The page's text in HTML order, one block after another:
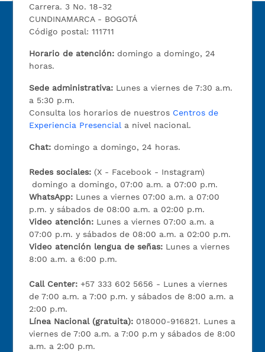
Carrera. 3 No. 18-32
CUNDINAMARCA - BOGOTÁ
Código postal: 111711
Horario de atención: domingo a domingo, 24
horas.
Sede administrativa: Lunes a viernes de 7:30 a.m.
a 5:30 p.m.
Consulta los horarios de nuestros Centros de
Experiencia Presencial a nivel nacional.
Chat: domingo a domingo, 24 horas.
Redes sociales: (X - Facebook - Instagram)
domingo a domingo, 07:00 a.m. a 07:00 p.m.
WhatsApp: Lunes a viernes 07:00 a.m. a 07:00
p.m. y sábados de 08:00 a.m. a 02:00 p.m.
Video atención: Lunes a viernes 07:00 a.m. a
07:00 p.m. y sábados de 08:00 a.m. a 02:00 p.m.
Video atención lengua de señas: Lunes a viernes
8:00 a.m. a 6:00 p.m.
Call Center:+57 333 602 5656 - Lunes a viernes
de 7:00 a.m. a 7:00 p.m. y sábados de 8:00 a.m. a
2:00 p.m.
Línea Nacional (gratuita): 018000-916821. Lunes a
viernes de 7:00 a.m. a 7:00 p.m y sábados de 8:00
a.m. a 2:00 p.m.